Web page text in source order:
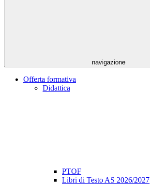
navigazione
Offerta formativa
Didattica
PTOF
Libri di Testo AS 2026/2027